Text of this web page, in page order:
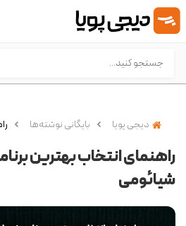
دیجی پویا بایگانی نوشته‌ها
راهنمای انتخاب بهترین
شیائومی